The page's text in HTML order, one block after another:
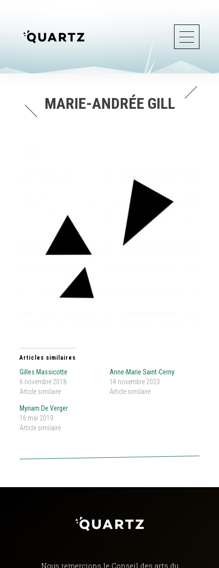
MARIE-ANDRÉE GILL
Articles similaires
Gilles Massicotte
6 novembre 2018
Article similaire
Anne-Marie Saint-Cerny
14 novembre 2023
Article similaire
Myriam De Verger
16 mai 2019
Article similaire
Nous remercions le Conseil des arts du